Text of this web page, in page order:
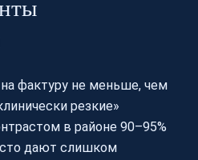
фактуру не меньше, чем
резкие»
в районе 90–95%
дают слишком